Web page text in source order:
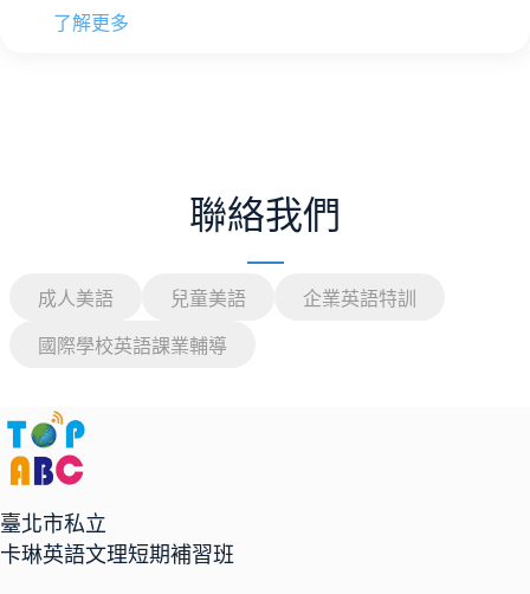
了解更多
聯絡我們
成人美語 兒童美語 企業英語特訓
國際學校英語課業輔導
臺北市私立
卡琳英語文理短期補習班